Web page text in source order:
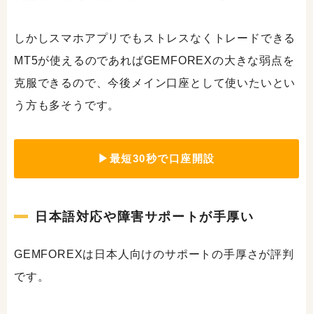
しかしスマホアプリでもストレスなくトレードできる
MT5が使えるのであればGEMFOREXの大きな弱点を
克服できるので、今後メイン口座として使いたいとい
う方も多そうです。
▶最短30秒で口座開設
日本語対応や障害サポートが手厚い
GEMFOREXは日本人向けのサポートの手厚さが評判
です。